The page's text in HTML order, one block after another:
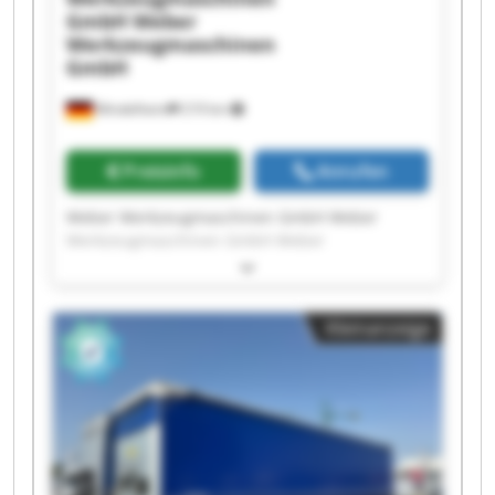
Mindelheim 219 km
GmbHWeber
Werkzeugmaschinen
GmbH
Preisinfo Anrufen
Weber Werkzeugmaschinen GmbH Weber
Werkzeugmaschinen GmbH Weber
Werkzeugmaschinen GmbH Weber
Werkzeugmaschinen GmbH Weber
Werkzeugmaschinen GmbH Weber
Werkzeugmaschinen GmbH Weber
Werkzeugmaschinen GmbH Weber
Werkzeugmaschinen GmbH Weber
Werkzeugmaschinen GmbH Weber
Kleinanzeige